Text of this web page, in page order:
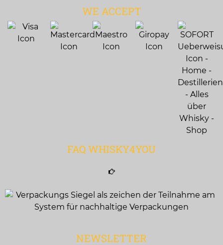
WE ACCEPT
FAQ WHISKY4YOU
NEWSLETTER